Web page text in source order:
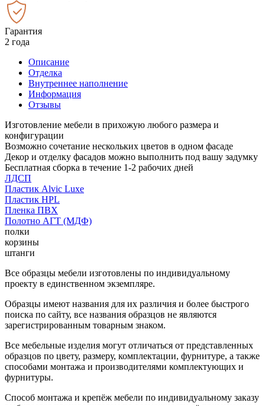
Гарантия
2 года
Описание
Отделка
Внутреннее наполнение
Информация
Отзывы
Изготовление мебели в прихожую любого размера и
конфигурации
Возможно сочетание нескольких цветов в одном фасаде
Декор и отделку фасадов можно выполнить под вашу задумку
Бесплатная сборка в течение 1-2 рабочих дней
ЛДСП
Пластик Alvic Luxe
Пластик HPL
Пленка ПВХ
Полотно АГТ (МДФ)
полки
корзины
штанги
Все образцы мебели изготовлены по индивидуальному
проекту в единственном экземпляре.
Образцы имеют названия для их различия и более быстрого
поиска по сайту, все названия образцов не являются
зарегистрированным товарным знаком.
Все мебельные изделия могут отличаться от представленных
образцов по цвету, размеру, комплектации, фурнитуре, а также
способами монтажа и производителями комплектующих и
фурнитуры.
Способ монтажа и крепёж мебели по индивидуальному заказу